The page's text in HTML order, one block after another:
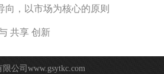
向，以市场为核心的原则
共享 创新
限公司www.gsytkc.com